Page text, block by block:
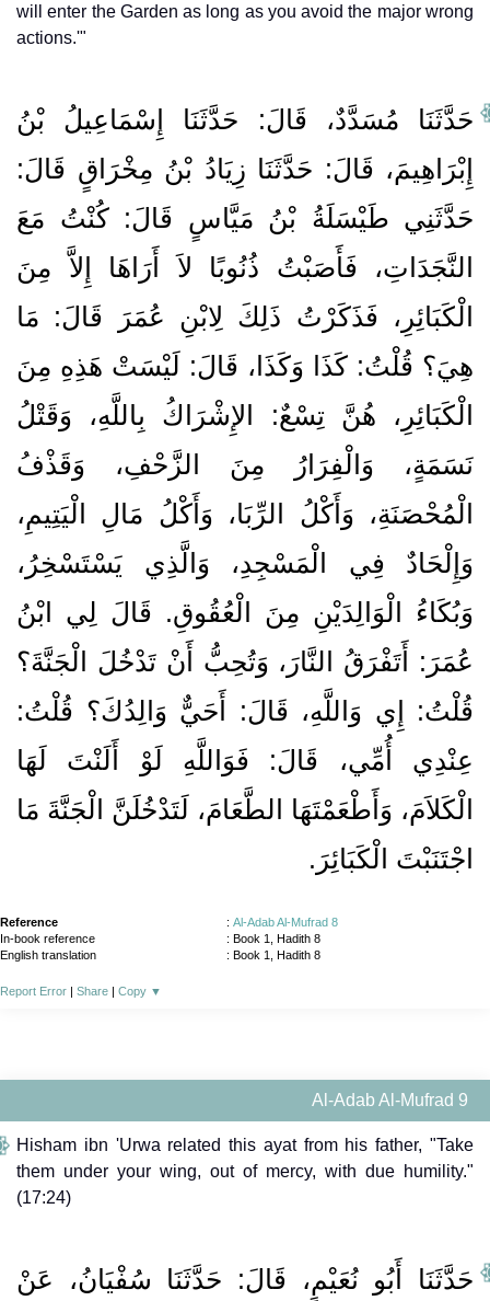
will enter the Garden as long as you avoid the major wrong
actions.'"
حَدَّثَنَا مُسَدَّدٌ، قَالَ‏:‏ حَدَّثَنَا إِسْمَاعِيلُ بْنُ
إِبْرَاهِيمَ، قَالَ‏:‏ حَدَّثَنَا زِيَادُ بْنُ مِخْرَاقٍ قَالَ‏:‏
حَدَّثَنِي طَيْسَلَةُ بْنُ مَيَّاسٍ قَالَ‏:‏ كُنْتُ مَعَ
النَّجَدَاتِ، فَأَصَبْتُ ذُنُوبًا لاَ أَرَاهَا إِلاَّ مِنَ
الْكَبَائِرِ، فَذَكَرْتُ ذَلِكَ لِابْنِ عُمَرَ قَالَ‏:‏ مَا
هِيَ‏؟‏ قُلْتُ‏:‏ كَذَا وَكَذَا، قَالَ‏:‏ لَيْسَتْ هَذِهِ مِنَ
الْكَبَائِرِ، هُنَّ تِسْعٌ‏:‏ الإِشْرَاكُ بِاللَّهِ، وَقَتْلُ
نَسَمَةٍ، وَالْفِرَارُ مِنَ الزَّحْفِ، وَقَذْفُ
الْمُحْصَنَةِ، وَأَكْلُ الرِّبَا، وَأَكْلُ مَالِ الْيَتِيمِ،
وَإِلْحَادٌ فِي الْمَسْجِدِ، وَالَّذِي يَسْتَسْخِرُ،
وَبُكَاءُ الْوَالِدَيْنِ مِنَ الْعُقُوقِ‏.‏ قَالَ لِي ابْنُ
عُمَرَ‏:‏ أَتَفْرَقُ النَّارَ، وَتُحِبُّ أَنْ تَدْخُلَ الْجَنَّةَ‏؟‏
قُلْتُ‏:‏ إِي وَاللَّهِ، قَالَ‏:‏ أَحَيٌّ وَالِدُكَ‏؟‏ قُلْتُ‏:‏
عِنْدِي أُمِّي، قَالَ‏:‏ فَوَاللَّهِ لَوْ أَلَنْتَ لَهَا
الْكَلاَمَ، وَأَطْعَمْتَهَا الطَّعَامَ، لَتَدْخُلَنَّ الْجَنَّةَ مَا
اجْتَنَبْتَ الْكَبَائِرَ‏.‏
Reference : Al-Adab Al-Mufrad 8
In-book reference
: Book 1, Hadith 8
English translation
: Book 1, Hadith 8
Report Error | Share | Copy ▼
Al-Adab Al-Mufrad 9
Hisham ibn 'Urwa related this ayat from his father, "Take
them under your wing, out of mercy, with due humility."
(17:24)
حَدَّثَنَا أَبُو نُعَيْمٍ، قَالَ‏:‏ حَدَّثَنَا سُفْيَانُ، عَنْ